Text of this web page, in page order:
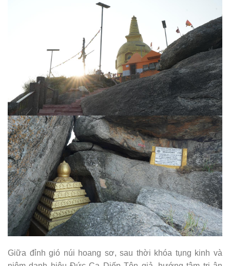
Giữa đỉnh gió núi hoang sơ, sau thời khóa tụng kinh và